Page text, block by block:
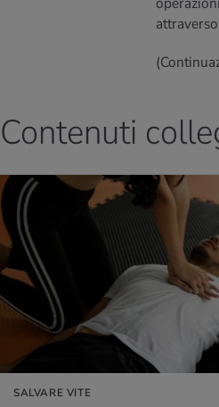
Contenuti
SALVARE VITE
DI PIÙ